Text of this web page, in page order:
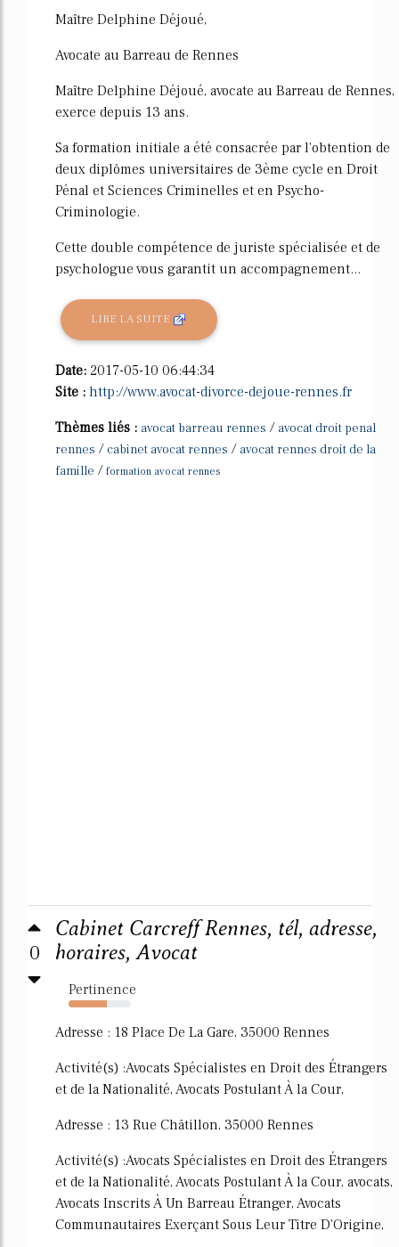
Maître Delphine Déjoué,
Avocate au Barreau de Rennes
Maître Delphine Déjoué, avocate au Barreau de Rennes,
exerce depuis 13 ans.
Sa formation initiale a été consacrée par l'obtention de
deux diplômes universitaires de 3ème cycle en Droit
Pénal et Sciences Criminelles et en Psycho-
Criminologie.
Cette double compétence de juriste spécialisée et de
psychologue vous garantit un accompagnement...
LIRE LA SUITE
Date: 2017-05-10 06:44:34
Site : http://www.avocat-divorce-dejoue-rennes.fr
Thèmes liés : avocat barreau rennes / avocat droit penal
rennes / cabinet avocat rennes / avocat rennes droit de la
famille / formation avocat rennes
0
Cabinet Carcreff Rennes, tél, adresse,
horaires, Avocat
Pertinence
62%
Adresse : 18 Place De La Gare, 35000 Rennes
Activité(s) :Avocats Spécialistes en Droit des Étrangers
et de la Nationalité, Avocats Postulant À la Cour,
Adresse : 13 Rue Châtillon, 35000 Rennes
Activité(s) :Avocats Spécialistes en Droit des Étrangers
et de la Nationalité, Avocats Postulant À la Cour, avocats,
Avocats Inscrits À Un Barreau Étranger, Avocats
Communautaires Exerçant Sous Leur Titre D'Origine,